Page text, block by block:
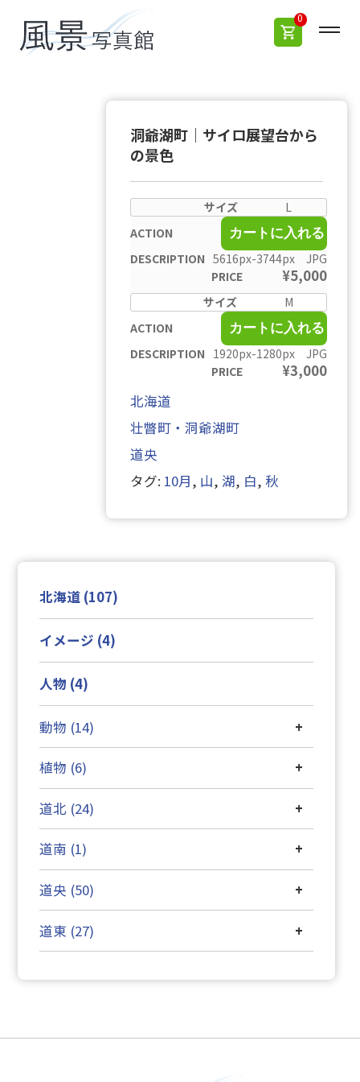
0
洞爺湖町｜サイロ展望台から
の景色
L
カートに入れる
5616px-3744px JPG
¥5,000
M
カートに入れる
1920px-1280px JPG
¥3,000
北海道
壮瞥町・洞爺湖町
道央
タグ: 10月, 山, 湖, 白, 秋
北海道 (107)
イメージ (4)
人物 (4)
+
動物 (14)
+
植物 (6)
+
道北 (24)
+
道南 (1)
+
道央 (50)
+
道東 (27)